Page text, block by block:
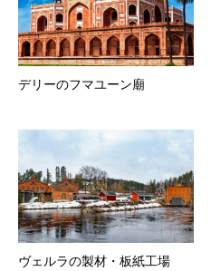
デリーのフマユーン廟
ヴェルラの製材・板紙工場